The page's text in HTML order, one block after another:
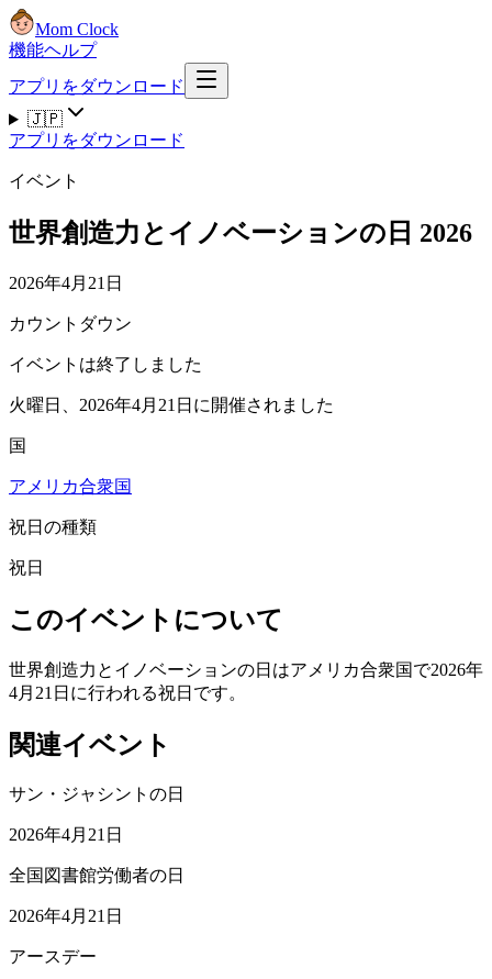
Mom Clock
機能ヘルプ
アプリをダウンロード
🇯🇵
アプリをダウンロード
イベント
世界創造力とイノベーションの日 2026
2026年4月21日
カウントダウン
イベントは終了しました
火曜日、2026年4月21日に開催されました
国
アメリカ合衆国
祝日の種類
祝日
このイベントについて
世界創造力とイノベーションの日はアメリカ合衆国で2026年
4月21日に行われる祝日です。
関連イベント
サン・ジャシントの日
2026年4月21日
全国図書館労働者の日
2026年4月21日
アースデー